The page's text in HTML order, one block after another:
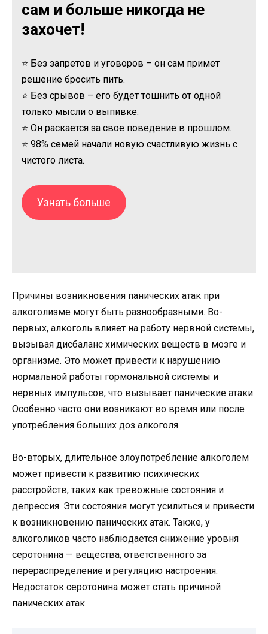
сам и больше никогда не
захочет!
⭐ Без запретов и уговоров – он сам примет
решение бросить пить.
⭐ Без срывов – его будет тошнить от одной
только мысли о выпивке.
⭐ Он раскается за свое поведение в прошлом.
⭐ 98% семей начали новую счастливую жизнь с
чистого листа.
Узнать больше
Причины возникновения панических атак при
алкоголизме могут быть разнообразными. Во-
первых, алкоголь влияет на работу нервной системы,
вызывая дисбаланс химических веществ в мозге и
организме. Это может привести к нарушению
нормальной работы гормональной системы и
нервных импульсов, что вызывает панические атаки.
Особенно часто они возникают во время или после
употребления больших доз алкоголя.
Во-вторых, длительное злоупотребление алкоголем
может привести к развитию психических
расстройств, таких как тревожные состояния и
депрессия. Эти состояния могут усилиться и привести
к возникновению панических атак. Также, у
алкоголиков часто наблюдается снижение уровня
серотонина — вещества, ответственного за
перераспределение и регуляцию настроения.
Недостаток серотонина может стать причиной
панических атак.